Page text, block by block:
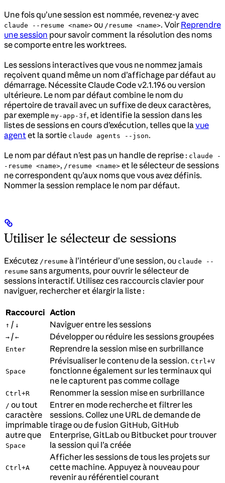
Une fois qu’une session est nommée, revenez-y avec
claude --resume <name> ou /resume <name>. Voir Reprendre
une session pour savoir comment la résolution des noms
se comporte entre les worktrees.
Les sessions interactives que vous ne nommez jamais
reçoivent quand même un nom d’affichage par défaut au
démarrage. Nécessite Claude Code v2.1.196 ou version
ultérieure. Le nom par défaut combine le nom du
répertoire de travail avec un suffixe de deux caractères,
par exemple my-app-3f, et identifie la session dans les
listes de sessions en cours d’exécution, telles que lavue
agentet la sortie claude agents --json.
Le nom par défaut n’est pas un handle de reprise : claude -
-resume <name>, /resume <name> et le sélecteur de sessions
ne correspondent qu’aux noms que vous avez définis.
Nommer la session remplace le nom par défaut.
Utiliser le sélecteur de sessions
Exécutez /resume à l’intérieur d’une session, ou claude --
resume sans arguments, pour ouvrir le sélecteur de
sessions interactif. Utilisez ces raccourcis clavier pour
naviguer, rechercher et élargir la liste :
Raccourci Action
↑ / ↓ Naviguer entre les sessions
→ / ← Développer ou réduire les sessions groupées
Enter Reprendre la session mise en surbrillance
Space
Prévisualiser le contenu de la session. Ctrl+V
fonctionne également sur les terminaux qui
ne le capturent pas comme collage
Ctrl+R Renommer la session mise en surbrillance
/ ou tout
caractère
imprimable
autre que
Space
Entrer en mode recherche et filtrer les
sessions. Collez une URL de demande de
tirage ou de fusion GitHub, GitHub
Enterprise, GitLab ou Bitbucket pour trouver
la session qui l’a créée
Ctrl+A
Afficher les sessions de tous les projets sur
cette machine. Appuyez à nouveau pour
revenir au référentiel courant